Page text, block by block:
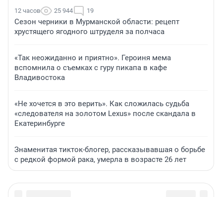
12 часов 25 944 19
Сезон черники в Мурманской области: рецепт
хрустящего ягодного штруделя за полчаса
«Так неожиданно и приятно». Героиня мема
вспомнила о съемках с гуру пикапа в кафе
Владивостока
«Не хочется в это верить». Как сложилась судьба
«следователя на золотом Lexus» после скандала в
Екатеринбурге
Знаменитая тикток-блогер, рассказывавшая о борьбе
с редкой формой рака, умерла в возрасте 26 лет